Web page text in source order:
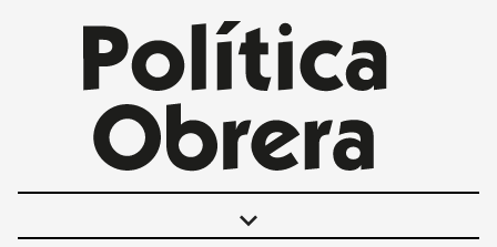
keyboard_arrow_down